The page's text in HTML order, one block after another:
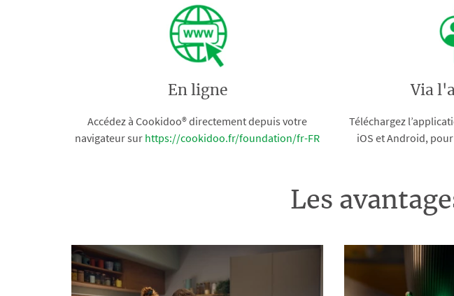
En ligne
Accédez à Cookidoo® directement depuis votre
navigateur sur https://cookidoo.fr/foundation/fr-FR
Via
Téléchargez
iOS et Android,
Les